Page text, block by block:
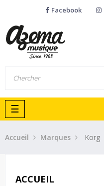
Facebook
Basculer
la
navigation
☰
Accueil Marques Korg
ACCUEIL